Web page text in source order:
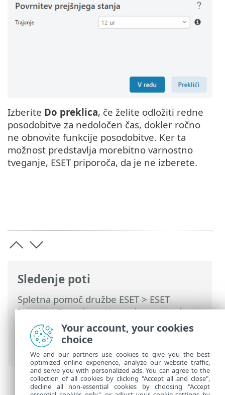
Sledenje poti
Spletna pomoč družbe ESET> ESET
Internet Security>Napredne nastavitve
Posodobitve>Povrnitev prejšnjega
stanja posodobitve
> Časovni interval
prejšnjega stanja posodobitve
Izberite Do preklica, če želite odložiti redne
posodobitve za nedoločen čas, dokler ročno
ne obnovite funkcije posodobitve. Ker ta
možnost predstavlja morebitno varnostno
tveganje, ESET priporoča, da je ne izberete.
Your account, your cookies
choice
We and our partners use cookies to give you the best
optimized online experience, analyze our website traffic,
and serve you with personalized ads. You can agree to the
collection of all cookies by clicking "Accept all and close",
decline all non-essential cookies by choosing "Accept